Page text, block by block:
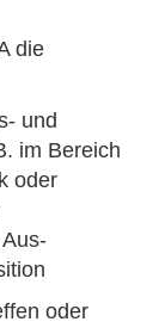
die
und
im Bereich
oder
oder